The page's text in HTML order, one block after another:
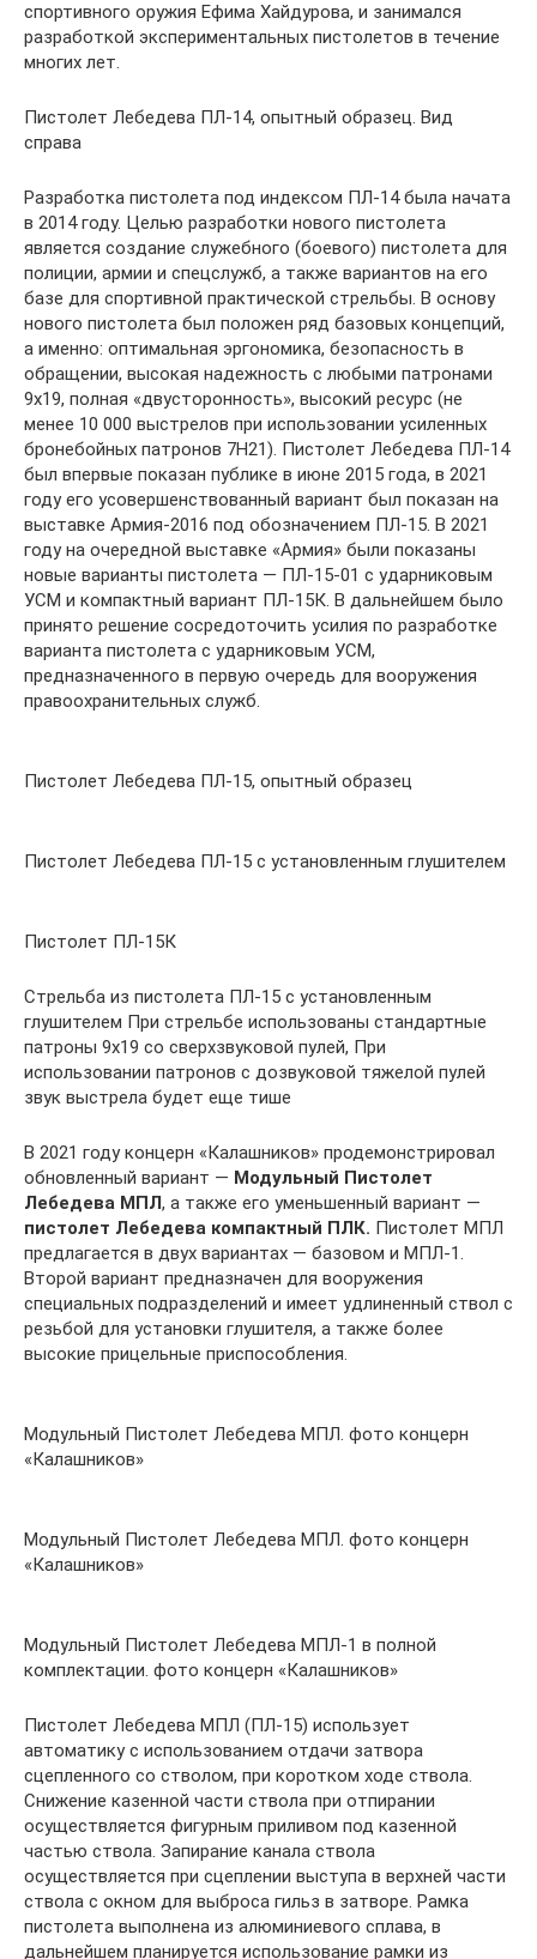
спортивного оружия Ефима Хайдурова, и занимался
разработкой экспериментальных пистолетов в течение
многих лет.
Пистолет Лебедева ПЛ-14, опытный образец. Вид
справа
Разработка пистолета под индексом ПЛ-14 была начата
в 2014 году. Целью разработки нового пистолета
является создание служебного (боевого) пистолета для
полиции, армии и спецслужб, а также вариантов на его
базе для спортивной практической стрельбы. В основу
нового пистолета был положен ряд базовых концепций,
а именно: оптимальная эргономика, безопасность в
обращении, высокая надежность с любыми патронами
9х19, полная «двусторонность», высокий ресурс (не
менее 10 000 выстрелов при использовании усиленных
бронебойных патронов 7Н21). Пистолет Лебедева ПЛ-14
был впервые показан публике в июне 2015 года, в 2021
году его усовершенствованный вариант был показан на
выставке Армия-2016 под обозначением ПЛ-15. В 2021
году на очередной выставке «Армия» были показаны
новые варианты пистолета — ПЛ-15-01 с ударниковым
УСМ и компактный вариант ПЛ-15К. В дальнейшем было
принято решение сосредоточить усилия по разработке
варианта пистолета с ударниковым УСМ,
предназначенного в первую очередь для вооружения
правоохранительных служб.
Пистолет Лебедева ПЛ-15, опытный образец
Пистолет Лебедева ПЛ-15 с установленным глушителем
Пистолет ПЛ-15К
Стрельба из пистолета ПЛ-15 с установленным
глушителем При стрельбе использованы стандартные
патроны 9х19 со сверхзвуковой пулей, При
использовании патронов с дозвуковой тяжелой пулей
звук выстрела будет еще тише
В 2021 году концерн «Калашников» продемонстрировал
обновленный вариант — Модульный Пистолет
Лебедева МПЛ, а также его уменьшенный вариант —
пистолет Лебедева компактный ПЛК. Пистолет МПЛ
предлагается в двух вариантах — базовом и МПЛ-1.
Второй вариант предназначен для вооружения
специальных подразделений и имеет удлиненный ствол с
резьбой для установки глушителя, а также более
высокие прицельные приспособления.
Модульный Пистолет Лебедева МПЛ. фото концерн
«Калашников»
Модульный Пистолет Лебедева МПЛ. фото концерн
«Калашников»
Модульный Пистолет Лебедева МПЛ-1 в полной
комплектации. фото концерн «Калашников»
Пистолет Лебедева МПЛ (ПЛ-15) использует
автоматику с использованием отдачи затвора
сцепленного со стволом, при коротком ходе ствола.
Снижение казенной части ствола при отпирании
осуществляется фигурным приливом под казенной
частью ствола. Запирание канала ствола
осуществляется при сцеплении выступа в верхней части
ствола с окном для выброса гильз в затворе. Рамка
пистолета выполнена из алюминиевого сплава, в
дальнейшем планируется использование рамки из